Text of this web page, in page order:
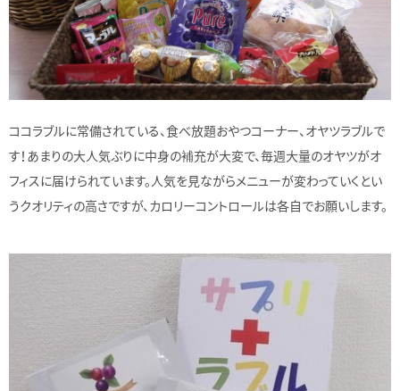
ココラブルに常備されている、食べ放題おやつコーナー、オヤツラブルで
す！あまりの大人気ぶりに中身の補充が大変で、毎週大量のオヤツがオ
フィスに届けられています。人気を見ながらメニューが変わっていくとい
うクオリティの高さですが、カロリーコントロールは各自でお願いします。